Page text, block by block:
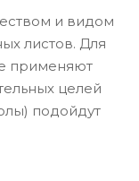
и видом
листов. Для
применяют
целей
подойдут